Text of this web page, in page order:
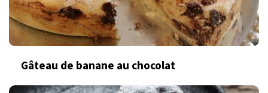
Gâteau de banane au chocolat